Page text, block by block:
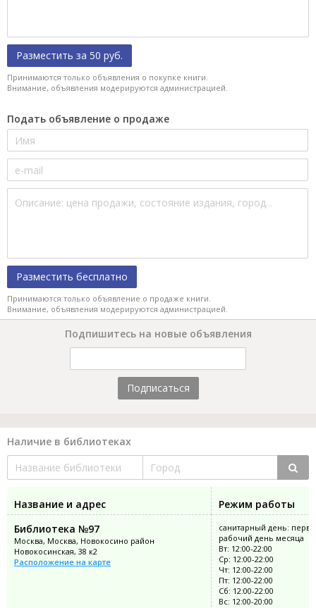
Разместить за 50 руб.
Принимаются только объявления о покупке книги.
Внимание, объявления модерируются администрацией.
Подать объявление о продаже
Разместить бесплатно
Принимаются только объявление о продаже книги.
Внимание, объявления модерируются администрацией.
Подпишитесь на новые объявления
Подписаться
Наличие в библиотеках
Название и адрес
Режим работы
Библиотека №97
Москва, Москва, Новокосино район
Новокосинская, 38 к2
Расположение на карте
санитарный день:
рабочий день месяца
Вт: 12:00-22:00
Ср: 12:00-22:00
Чт: 12:00-22:00
Пт: 12:00-22:00
Сб: 12:00-22:00
Вс: 12:00-20:00